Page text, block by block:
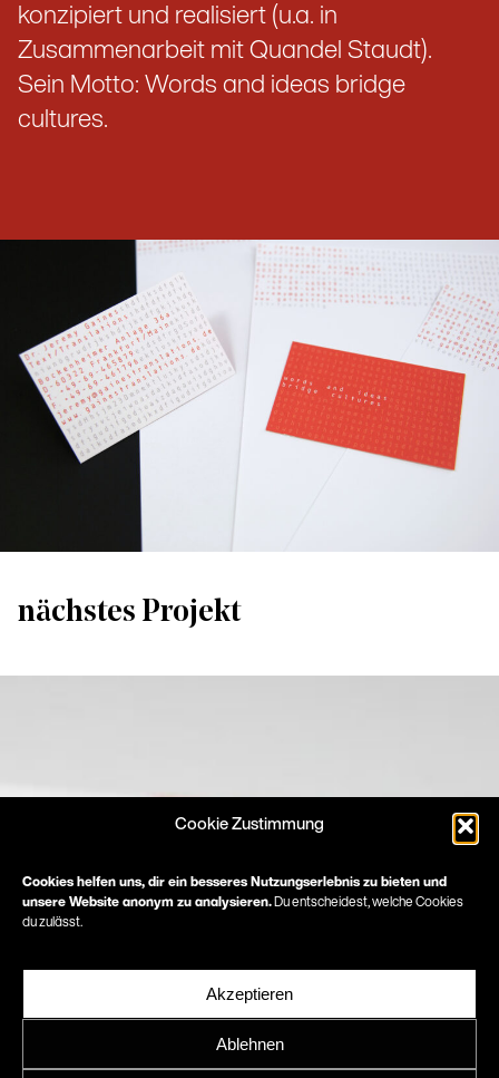
Cookie Zustimmung
Cookies helfen uns, dir ein besseres Nutzungserlebnis zu bieten und
unsere Website anonym zu analysieren. Du entscheidest, welche Cookies
du zulässt.
Akzeptieren
Ablehnen
konzipiert und realisiert (u.a. in
Zusammenarbeit mit Quandel Staudt).
Sein Motto: Words and ideas bridge
cultures.
nächstes Projekt